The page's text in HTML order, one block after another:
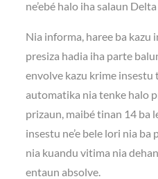
ne’ebé halo iha salaun
Nia informa, haree ba kazu
presiza hadia iha parte
envolve kazu krime insestu
automatika nia tenke halo
prizaun, maibé tinan 14 ba
insestu ne’e bele lori nia
nia kuandu vitima nia
entaun absolve.